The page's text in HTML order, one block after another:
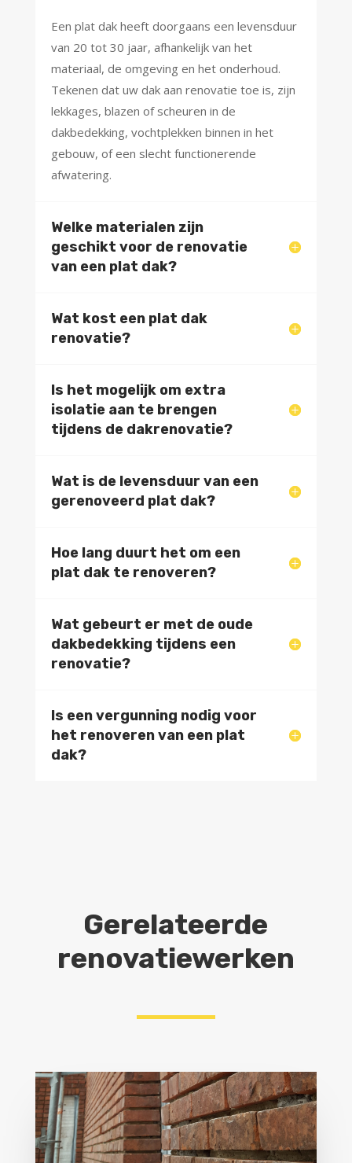
Een plat dak heeft doorgaans een levensduur
van 20 tot 30 jaar, afhankelijk van het
materiaal, de omgeving en het onderhoud.
Tekenen dat uw dak aan renovatie toe is, zijn
lekkages, blazen of scheuren in de
dakbedekking, vochtplekken binnen in het
gebouw, of een slecht functionerende
afwatering.
Welke materialen zijn
geschikt voor de renovatie
van een plat dak?
Wat kost een plat dak
renovatie?
Is het mogelijk om extra
isolatie aan te brengen
tijdens de dakrenovatie?
Wat is de levensduur van een
gerenoveerd plat dak?
Hoe lang duurt het om een
plat dak te renoveren?
Wat gebeurt er met de oude
dakbedekking tijdens een
renovatie?
Is een vergunning nodig voor
het renoveren van een plat
dak?
Gerelateerde
renovatiewerken